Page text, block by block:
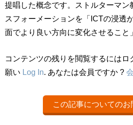
提唱した概念です。ストルターマン
スフォーメーションを「ICTの浸透
面でより良い方向に変化させること
コンテンツの残りを閲覧するにはロ
願い
Log In . あなたは会員ですか ?
この記事についての